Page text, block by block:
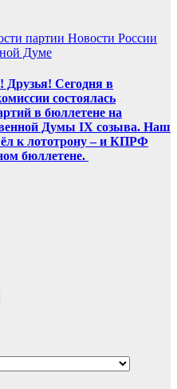
партии Новости России
Думе
Сегодня в
состоялась
в бюллетене на
Думы IX созыва. Наш
к лототрону – и КПРФ
бюллетене.